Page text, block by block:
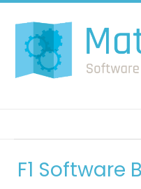
naar
inhoud
F1 Software